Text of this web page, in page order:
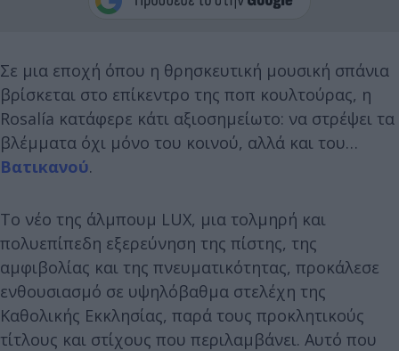
Σε μια εποχή όπου η θρησκευτική μουσική σπάνια
βρίσκεται στο επίκεντρο της ποπ κουλτούρας, η
Rosalía κατάφερε κάτι αξιοσημείωτο: να στρέψει τα
βλέμματα όχι μόνο του κοινού, αλλά και του…
Βατικανού.
Το νέο της άλμπουμ LUX, μια τολμηρή και
πολυεπίπεδη εξερεύνηση της πίστης, της
αμφιβολίας και της πνευματικότητας, προκάλεσε
ενθουσιασμό σε υψηλόβαθμα στελέχη της
Καθολικής Εκκλησίας, παρά τους προκλητικούς
τίτλους και στίχους που περιλαμβάνει. Αυτό που